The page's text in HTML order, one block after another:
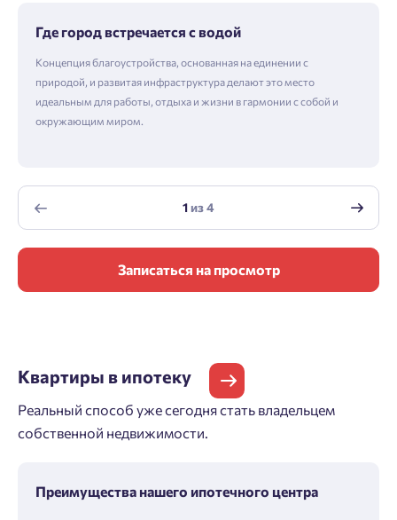
Где город встречается с водой
Концепция благоустройства, основанная на единении с
природой, и развитая инфраструктура делают это место
идеальным для работы, отдыха и жизни в гармонии с собой и
окружающим миром.
1из4
Записаться на просмотр
Квартиры в ипотеку
Реальный способ уже сегодня стать владельцем
собственной недвижимости.
Преимущества нашего ипотечного центра